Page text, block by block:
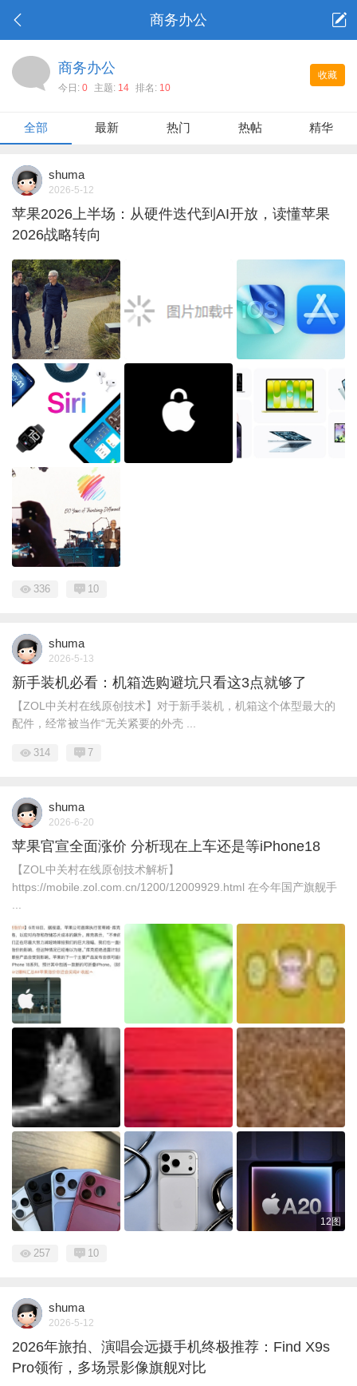
商务办公
收藏
商务办公
今日: 0 主题: 14 排名: 10
全部 最新 热门 热帖 精华
shuma
2026-5-12
苹果2026上半场：从硬件迭代到AI开放，读懂苹果
2026战略转向
336 10
shuma
2026-5-13
新手装机必看：机箱选购避坑只看这3点就够了
【ZOL中关村在线原创技术】对于新手装机，机箱这个体型最大的
配件，经常被当作“无关紧要的外壳 ...
314 7
shuma
2026-6-20
苹果官宣全面涨价 分析现在上车还是等iPhone18
【ZOL中关村在线原创技术解析】
https://mobile.zol.com.cn/1200/12009929.html 在今年国产旗舰手
12图
257 10
shuma
2026-5-12
2026年旅拍、演唱会远摄手机终极推荐：Find X9s
Pro领衔，多场景影像旗舰对比